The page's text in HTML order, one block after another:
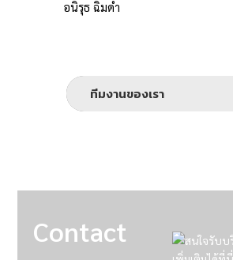
อนิรุธ ฉิมดำ
ทีมงานของเรา
Contact